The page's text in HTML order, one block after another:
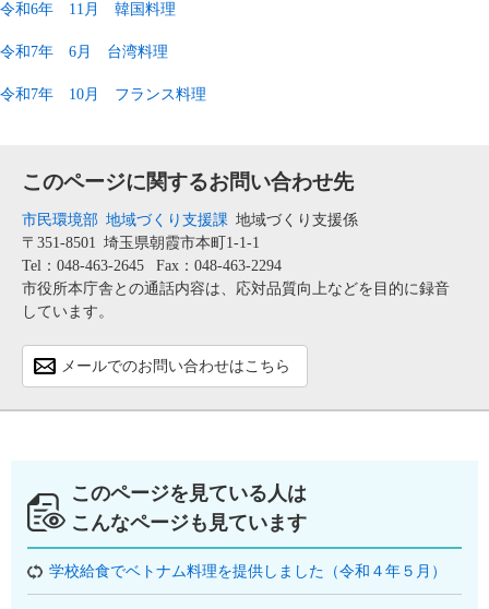
令和6年 11月 韓国料理
令和7年 6月 台湾料理
令和7年 10月 フランス料理
このページに関するお問い合わせ先
市民環境部 地域づくり支援課 地域づくり支援係
〒351-8501 埼玉県朝霞市本町1-1-1
Tel：048-463-2645
Fax：048-463-2294
市役所本庁舎との通話内容は、応対品質向上などを目的に録音
しています。
メールでのお問い合わせはこちら
このページを見ている人は
こんなページも見ています
学校給食でベトナム料理を提供しました（令和４年５月）